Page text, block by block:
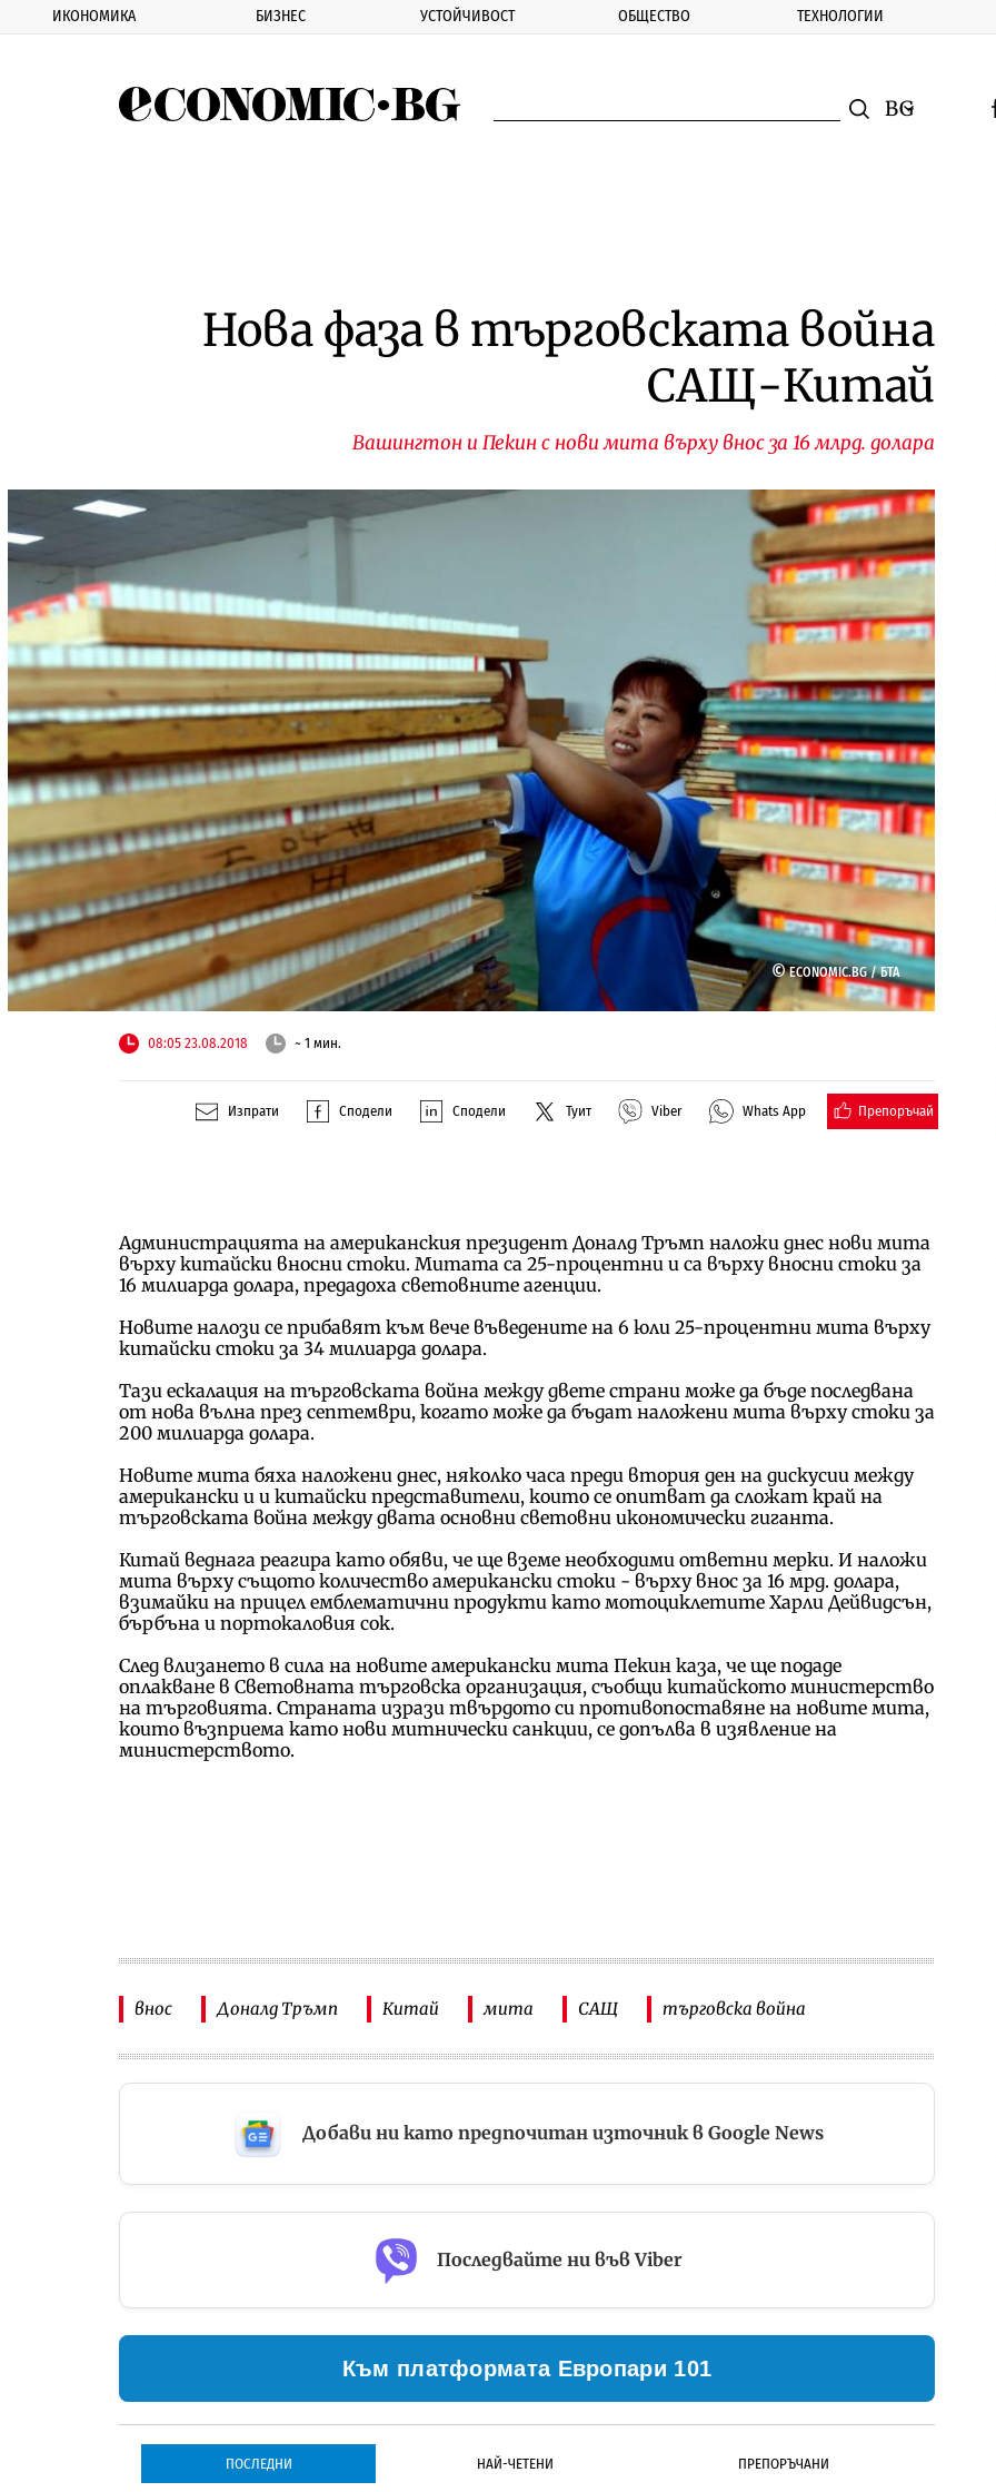
ИКОНОМИКА БИЗНЕС УСТОЙЧИВОСТ ОБЩЕСТВО ТЕХНОЛОГИИ
Смяна на
Нова фаза в търговската война
САЩ-Китай
Вашингтон и Пекин с нови мита върху внос за 16 млрд. долара
©ECONOMIC.BG /БТА
08:05 23.08.2018 ~ 1 мин.
Изпрати Сподели Сподели Туит Viber Whats App Препоръчай
Администрацията на американския президент Доналд Тръмп наложи днес нови мита
върху китайски вносни стоки. Митата са 25-процентни и са върху вносни стоки за
16 милиарда долара, предадоха световните агенции.
Новите налози се прибавят към вече въведените на 6 юли 25-процентни мита върху
китайски стоки за 34 милиарда долара.
Тази ескалация на търговската война между двете страни може да бъде последвана
от нова вълна през септември, когато може да бъдат наложени мита върху стоки за
200 милиарда долара.
Новите мита бяха наложени днес, няколко часа преди втория ден на дискусии между
американски и и китайски представители, които се опитват да сложат край на
търговската война между двата основни световни икономически гиганта.
Китай веднага реагира като обяви, че ще вземе необходими ответни мерки. И наложи
мита върху същото количество американски стоки - върху внос за 16 мрд. долара,
взимайки на прицел емблематични продукти като мотоциклетите Харли Дейвидсън,
бърбъна и портокаловия сок.
След влизането в сила на новите американски мита Пекин каза, че ще подаде
оплакване в Световната търговска организация, съобщи китайското министерство
на търговията. Страната изрази твърдото си противопоставяне на новите мита,
които възприема като нови митнически санкции, се допълва в изявление на
министерството.
внос Доналд Тръмп Китай мита САЩ търговска война
Добави ни като предпочитан източник в Google News
Последвайте ни във Viber
Към платформата Европари 101
ПОСЛЕДНИ НАЙ-ЧЕТЕНИ ПРЕПОРЪЧАНИ